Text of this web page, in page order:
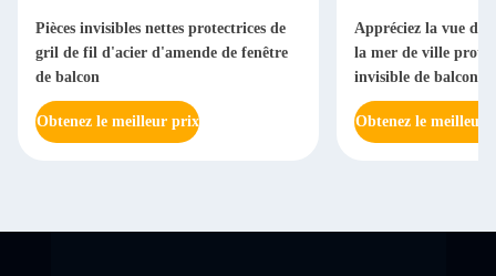
Pièces invisibles nettes protectrices de
gril de fil d'acier d'amende de fenêtre
de balcon
Obtenez le meilleur prix
Appréciez la vue de
la mer de ville
invisible de balcon
Obtenez le meilleur